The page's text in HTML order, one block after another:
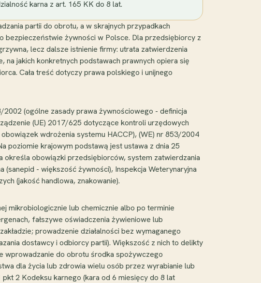
karna z art. 165 KK do 8 lat.
partii do obrotu, a w skrajnych przypadkach
bezpieczeństwie żywności w Polsce. Dla przedsiębiorcy z
lecz dalsze istnienie firmy: utrata zatwierdzenia
na jakich konkretnych podstawach prawnych opiera się
Cała treść dotyczy prawa polskiego i unijnego
(ogólne zasady prawa żywnościowego - definicja
(UE) 2017/625 dotyczące kontroli urzędowych
wdrożenia systemu HACCP), (WE) nr 853/2004
poziomie krajowym podstawą jest ustawa z dnia 25
określa obowiązki przedsiębiorców, system zatwierdzania
(sanepid - większość żywności), Inspekcja Weterynaryjna
(jakość handlowa, znakowanie).
mikrobiologicznie lub chemicznie albo po terminie
fałszywe oświadczenia żywieniowe lub
prowadzenie działalności bez wymaganego
dostawcy i odbiorcy partii). Większość z nich to delikty
wprowadzanie do obrotu środka spożywczego
dla życia lub zdrowia wielu osób przez wyrabianie lub
2 Kodeksu karnego (kara od 6 miesięcy do 8 lat